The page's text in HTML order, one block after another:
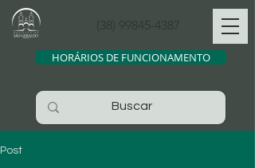
(38) 99845-4387
HORÁRIOS DE FUNCIONAMENTO
Post